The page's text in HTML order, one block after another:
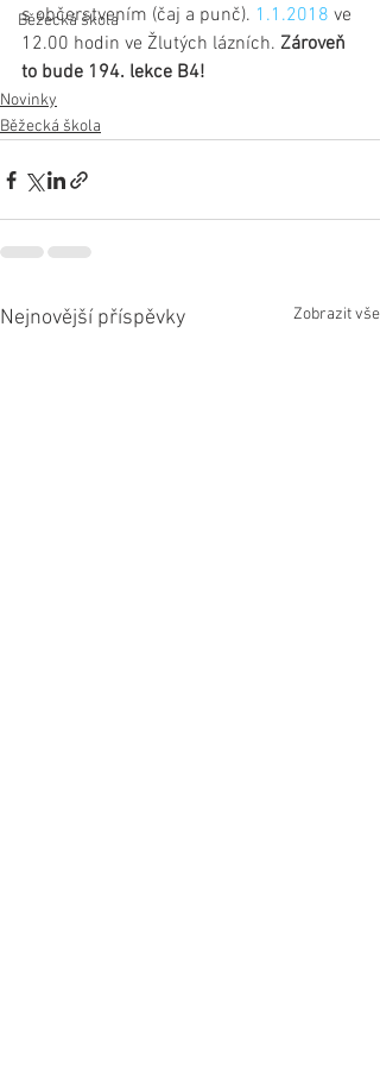
Běžecká škola
s občerstvením (čaj a punč). 1.1.2018 ve
12.00 hodin ve Žlutých lázních. Zároveň
to bude 194. lekce B4!
Novinky
Běžecká škola
Nejnovější příspěvky Zobrazit vše